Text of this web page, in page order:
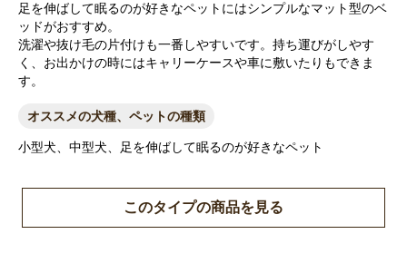
足を伸ばして眠るのが好きなペットにはシンプルなマット型のベ
ッドがおすすめ。
洗濯や抜け毛の片付けも一番しやすいです。持ち運びがしやす
く、お出かけの時にはキャリーケースや車に敷いたりもできま
す。
オススメの犬種、ペットの種類
小型犬、中型犬、足を伸ばして眠るのが好きなペット
このタイプの商品を見る